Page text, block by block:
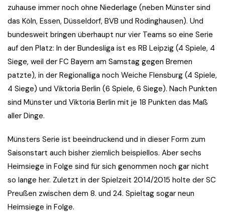
zuhause immer noch ohne Niederlage (neben Münster sind
das Köln, Essen, Düsseldorf, BVB und Rödinghausen). Und
bundesweit bringen überhaupt nur vier Teams so eine Serie
auf den Platz: In der Bundesliga ist es RB Leipzig (4 Spiele, 4
Siege, weil der FC Bayern am Samstag gegen Bremen
patzte), in der Regionalliga noch Weiche Flensburg (4 Spiele,
4 Siege) und Viktoria Berlin (6 Spiele, 6 Siege). Nach Punkten
sind Münster und Viktoria Berlin mit je 18 Punkten das Maß
aller Dinge.
Münsters Serie ist beeindruckend und in dieser Form zum
Saisonstart auch bisher ziemlich beispiellos. Aber sechs
Heimsiege in Folge sind für sich genommen noch gar nicht
so lange her. Zuletzt in der Spielzeit 2014/2015 holte der SC
Preußen zwischen dem 8. und 24. Spieltag sogar neun
Heimsiege in Folge.